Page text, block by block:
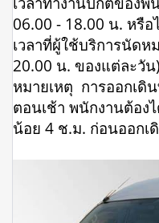
06.00 - 18.00 น. หรื
เวลาที่ผู้ใช้บริการนัดห
20.00 น. ของแต่ละวัน)
หมายเหตุ การออกเดิ
ตอนเช้า พนักงานต้อง
น้อย 4 ช.ม. ก่อนออกเ